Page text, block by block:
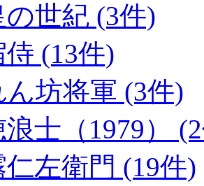
の世紀 (3件)
(13件)
ん坊将軍 (3件)
士（1979）
仁左衛門 (19件)